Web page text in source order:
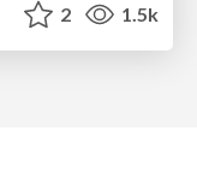
2 1.5k